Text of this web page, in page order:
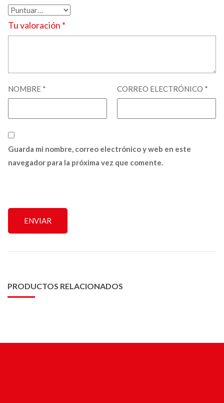
Tu valoración *
NOMBRE * CORREO ELECTRÓNICO *
Guarda mi nombre, correo electrónico y web en este
navegador para la próxima vez que comente.
PRODUCTOS RELACIONADOS